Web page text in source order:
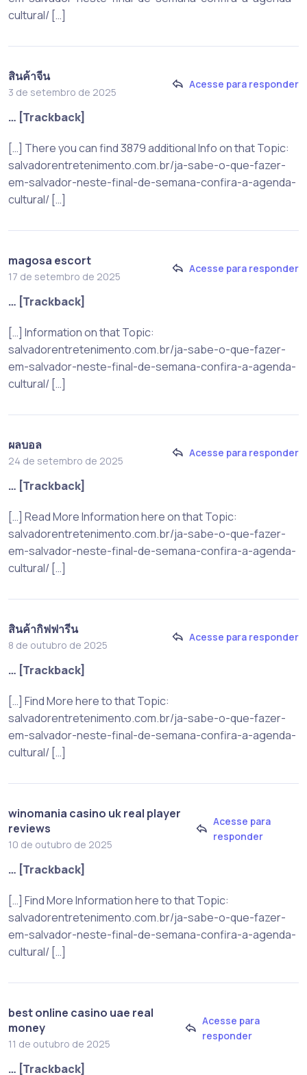
cultural/ […]
สินค้าจีน
3 de setembro de 2025
Acesse para responder
… [Trackback]
[…] There you can find 3879 additional Info on that Topic:
salvadorentretenimento.com.br/ja-sabe-o-que-fazer-
em-salvador-neste-final-de-semana-confira-a-agenda-
cultural/ […]
magosa escort
17 de setembro de 2025
Acesse para responder
… [Trackback]
[…] Information on that Topic:
salvadorentretenimento.com.br/ja-sabe-o-que-fazer-
em-salvador-neste-final-de-semana-confira-a-agenda-
cultural/ […]
ผลบอล
24 de setembro de 2025
Acesse para responder
… [Trackback]
[…] Read More Information here on that Topic:
salvadorentretenimento.com.br/ja-sabe-o-que-fazer-
em-salvador-neste-final-de-semana-confira-a-agenda-
cultural/ […]
สินค้ากิฟฟารีน
8 de outubro de 2025
Acesse para responder
… [Trackback]
[…] Find More here to that Topic:
salvadorentretenimento.com.br/ja-sabe-o-que-fazer-
em-salvador-neste-final-de-semana-confira-a-agenda-
cultural/ […]
winomania casino uk real player
reviews
10 de outubro de 2025
Acesse para
responder
… [Trackback]
[…] Find More Information here to that Topic:
salvadorentretenimento.com.br/ja-sabe-o-que-fazer-
em-salvador-neste-final-de-semana-confira-a-agenda-
cultural/ […]
best online casino uae real
money
11 de outubro de 2025
Acesse para
responder
… [Trackback]